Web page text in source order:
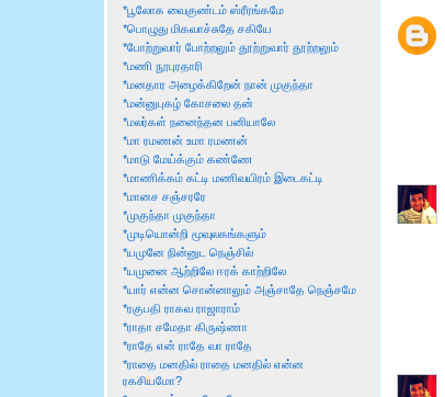
*பூலோக வைகுண்டம் ஸ்ரீரங்கமே
*பொழுது மிகவாச்சுதே சகியே
*போற்றுவார் போற்றலும் தூற்றுவார் தூற்றலும்
*மணி நூபுரதாரி
*மனதார அழைக்கிறேன் நான் முகுந்தா
*மன்னுபுகழ் கோசலை தன்
*மலர்கள் நனைந்தன பனியாலே
*மா ரமணன் உமா ரமணன்
*மாடு மேய்க்கும் கண்ணே
*மாணிக்கம் கட்டி மணிவயிரம் இடைகட்டி
*மானச சஞ்சரரே
*முகுந்தா முகுந்தா
*முடியொன்றி மூவுலகங்களும்
*யமுனே நின்னுட நெஞ்சில்
*யமுனை ஆற்றிலே ஈரக் காற்றிலே
*யார் என்ன சொன்னாலும் அஞ்சாதே நெஞ்சமே
*ரகுபதி ராகவ ராஜாராம்
*ராதா சமேதா கிருஷ்ணா
*ராதே என் ராதே வா ராதே
*ராதை மனதில் ராதை மனதில் என்ன
ரகசியமோ?